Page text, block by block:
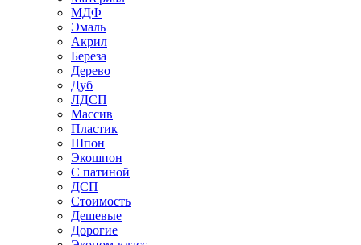
МДФ
Эмаль
Акрил
Береза
Дерево
Дуб
ЛДСП
Массив
Пластик
Шпон
Экошпон
С патиной
ДСП
Стоимость
Дешевые
Дорогие